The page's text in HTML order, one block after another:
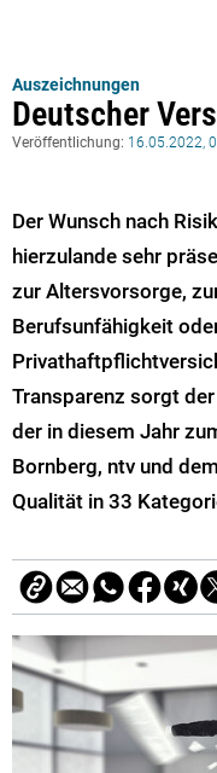
Auszeichnungen
Deutscher
Veröffentlichung: 16.05.2022,
Der Wunsch nach
hierzulande sehr
zur Altersvorsorge,
Berufsunfähigkeit
Transparenz sorgt
der in diesem Jahr
Bornberg, ntv und
Qualität in 33